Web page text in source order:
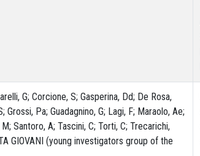
G; Corcione, S; Gasperina, Dd; De Rosa,
Grossi, Pa; Guadagnino, G; Lagi, F; Maraolo, Ae;
Santoro, A; Tascini, C; Torti, C; Trecarichi,
GIOVANI (young investigators group of the